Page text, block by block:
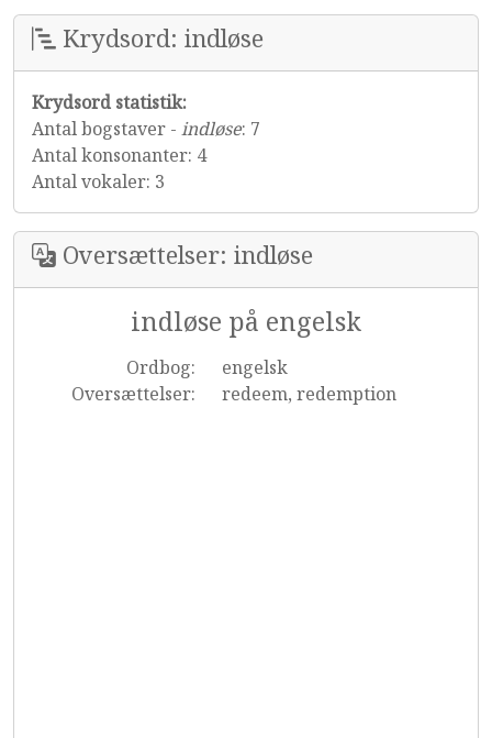
Krydsord: indløse
Krydsord statistik:
Antal bogstaver - indløse: 7
Antal konsonanter: 4
Antal vokaler: 3
Oversættelser: indløse
indløse på engelsk
Ordbog:
engelsk
Oversættelser:
redeem, redemption